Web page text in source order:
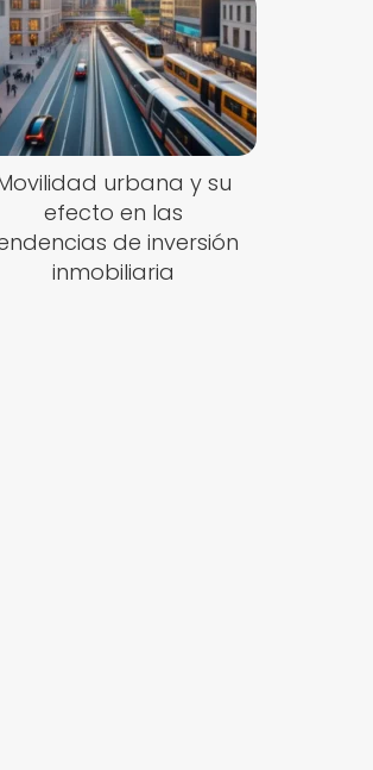
urbana y su
efecto en las
de inversión
inmobiliaria